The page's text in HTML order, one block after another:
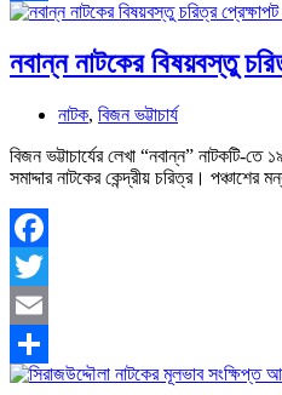
Share
নবান্ন নাটকের বিষয়বস্তু
নাটক, বিজন ভট্টাচার্য
বিজন ভট্টাচার্যের লেখা “নবান্ন” নাটকটি-
সমাদ্দার নাটকের কেন্দ্রীয় চরিত্র।
Facebook
Twitter
Email
Share